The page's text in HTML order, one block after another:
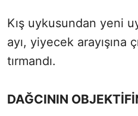
Kış uykusundan yeni
ayı, yiyecek arayışına
tırmandı.
DAĞCININ